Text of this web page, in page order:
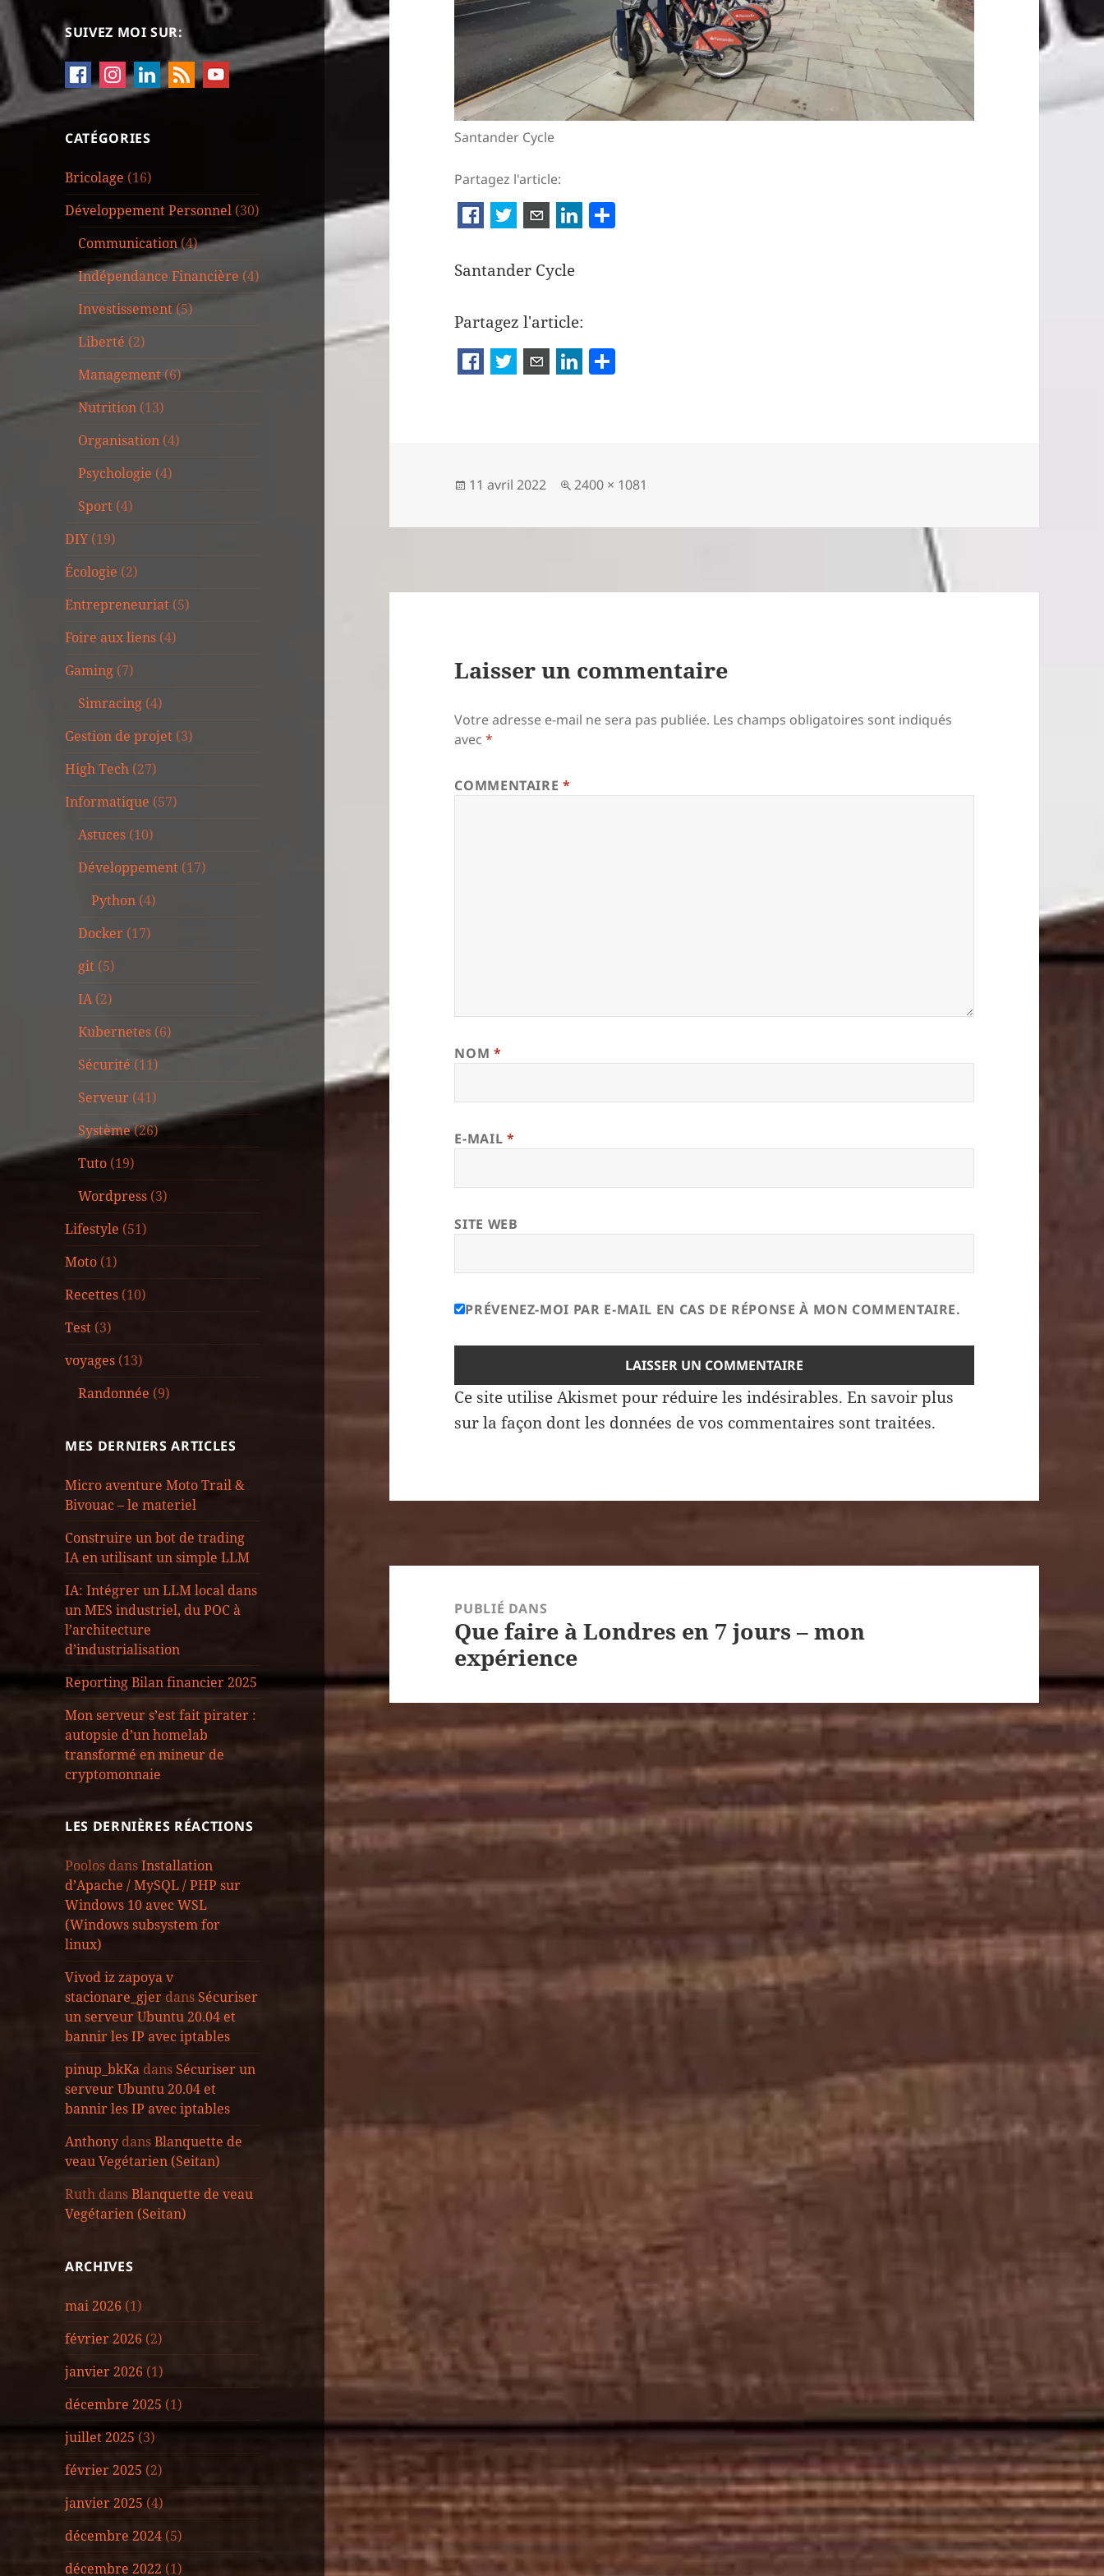
SUIVEZ MOI SUR:
CATÉGORIES
Bricolage (16)
Développement Personnel (30)
Communication(4)
Indépendance Financière (4)
Investissement (5)
Liberté (2)
Management(6)
Nutrition (13)
Organisation (4)
Psychologie (4)
Sport (4)
DIY (19)
Écologie (2)
Entrepreneuriat (5)
Foire aux liens (4)
Gaming (7)
Simracing (4)
Gestion de projet (3)
High Tech (27)
Informatique (57)
Astuces (10)
Développement (17)
Python (4)
Docker (17)
git (5)
IA(2)
Kubernetes (6)
Sécurité (11)
Serveur (41)
Système(26)
Tuto (19)
Wordpress (3)
Lifestyle (51)
Moto (1)
Recettes (10)
Test (3)
voyages (13)
Randonnée (9)
MES DERNIERS ARTICLES
Micro aventure Moto Trail &
Bivouac – le materiel
Construire un bot de trading
IA en utilisant un simple LLM
IA: Intégrer un LLM local dans
un MES industriel, du POC à
l’architecture
d’industrialisation
Reporting Bilan financier 2025
Mon serveur s’est fait pirater :
autopsie d’un homelab
transformé en mineur de
cryptomonnaie
LES DERNIÈRES RÉACTIONS
Poolos dansInstallation
d’Apache / MySQL / PHP sur
Windows 10 avec WSL
(Windows subsystem for
linux)
Vivod iz zapoya v
stacionare_gjer dansSécuriser
un serveur Ubuntu 20.04 et
bannir les IP avec iptables
pinup_bkKa dans Sécuriser un
serveur Ubuntu 20.04 et
bannir les IP avec iptables
Anthony dansBlanquette de
veau Vegétarien (Seitan)
Ruth dansBlanquette de veau
Vegétarien (Seitan)
ARCHIVES
mai 2026 (1)
février 2026 (2)
janvier 2026 (1)
décembre 2025 (1)
juillet 2025 (3)
février 2025 (2)
janvier 2025 (4)
décembre 2024 (5)
décembre 2022 (1)
Santander Cycle
Partagez l'article:
Santander Cycle
Partagez l'article:
er
Publié
11 avril 2022
Taille
2400 × 1081
Laisser un commentaire
Votre adresse e-mail ne sera pas publiée. Les champs obligatoires sont indiqués
avec*
COMMENTAIRE*
NOM *
E-MAIL *
SITE WEB
PRÉVENEZ-MOI PAR E-MAIL EN CAS DE RÉPONSE À MON COMMENTAIRE.
Ce site utilise Akismet pour réduire les indésirables.En savoir plus
sur la façon dont les données de vos commentaires sont traitées.
PUBLIÉ DANS
Que faire à Londres en 7 jours – mon
expérience